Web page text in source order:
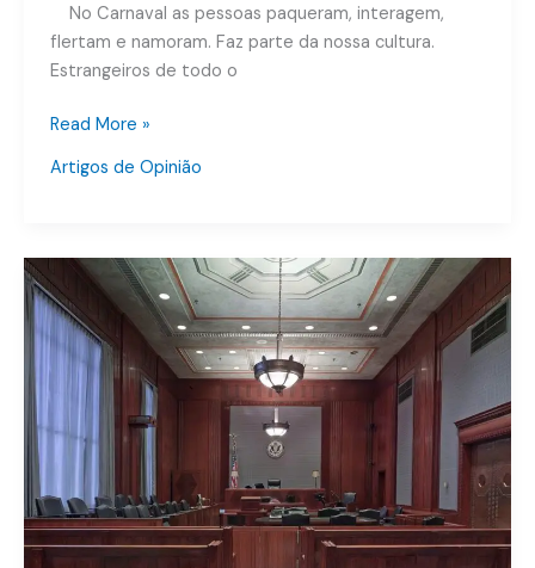
No Carnaval as pessoas paqueram, interagem,
flertam e namoram. Faz parte da nossa cultura.
Estrangeiros de todo o
Read More »
Artigos de Opinião
Denúncia
Anônima
–
Nulidade
Processo
HC
139402